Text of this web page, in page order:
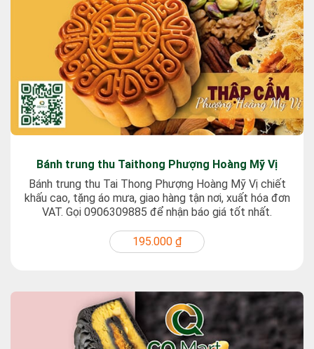
Bánh trung thu Taithong Phượng Hoàng Mỹ Vị
Bánh trung thu Tai Thong Phượng Hoàng Mỹ Vị chiết
khấu cao, tặng áo mưa, giao hàng tận nơi, xuất hóa đơn
VAT. Gọi 0906309885 để nhận báo giá tốt nhất.
195.000 ₫